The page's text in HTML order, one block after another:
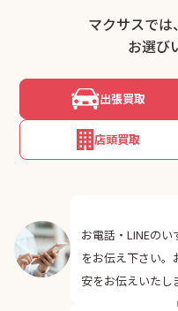
マクサスで
お選び
出張買取
店頭買取
お電話・LINEの
をお伝え下さい
安をお伝えいたし